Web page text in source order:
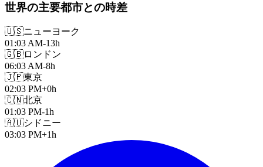
世界の主要都市との時差
🇺🇸ニューヨーク
01:03 AM-13h
🇬🇧ロンドン
06:03 AM-8h
🇯🇵東京
02:03 PM+0h
🇨🇳北京
01:03 PM-1h
🇦🇺シドニー
03:03 PM+1h